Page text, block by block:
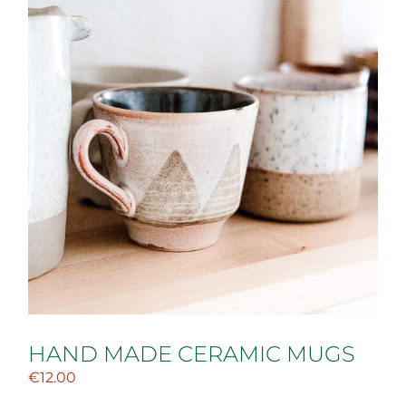
HAND MADE CERAMIC MUGS
€12.00